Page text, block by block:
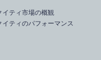
イティ市場の概観
ティのパフォーマンス